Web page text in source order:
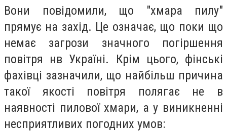
Вони повідомили, що ‎"хмара пилу"
прямує на захід. Це означає, що поки що
немає загрози значного погіршення
повітря нв Україні. Крім цього, фінські
фахівці зазначили, що найбільш причина
такої якості повітря полягає не в
наявності пилової хмари, а у виникненні
несприятливих погодних умов: